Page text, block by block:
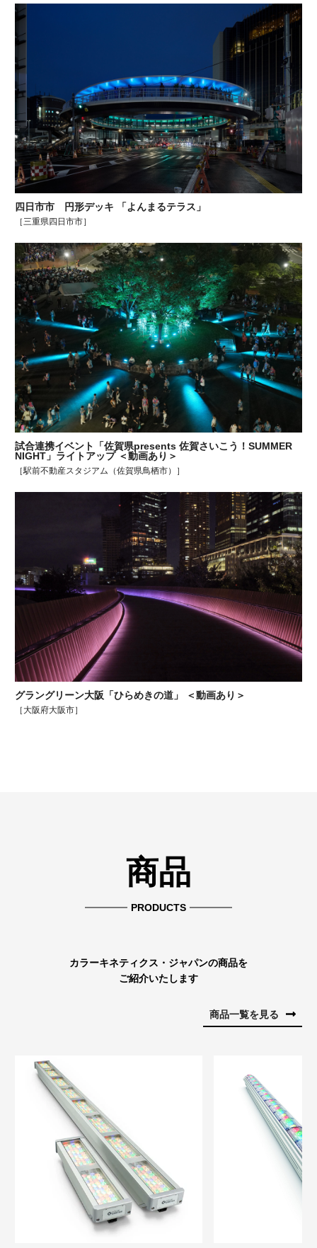
四日市市 円形デッキ 「よんまるテラス」
［三重県四日市市］
試合連携イベント「佐賀県presents 佐賀さいこう！SUMMER
NIGHT」ライトアップ ＜動画あり＞
［駅前不動産スタジアム（佐賀県鳥栖市）］
グラングリーン大阪「ひらめきの道」 ＜動画あり＞
［大阪府大阪市］
商品
PRODUCTS
カラーキネティクス・ジャパンの商品を
ご紹介いたします
商品一覧を見る